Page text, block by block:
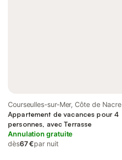
Courseulles-sur-Mer, Côte de Nacre
Appartement de vacances pour 4
personnes, avec Terrasse
Annulation gratuite
dès67 €par nuit